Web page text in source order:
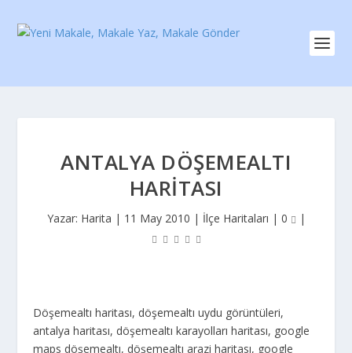
ANTALYA DÖŞEMEALTI
HARITASI
Yazar: Harita | 11 May 2010 | İlçe Haritaları | 0 |
Döşemealtı haritası, döşemealtı uydu görüntüleri,
antalya haritası, döşemealtı karayolları haritası, google
maps döşemealtı, döşemealtı arazi haritası, google